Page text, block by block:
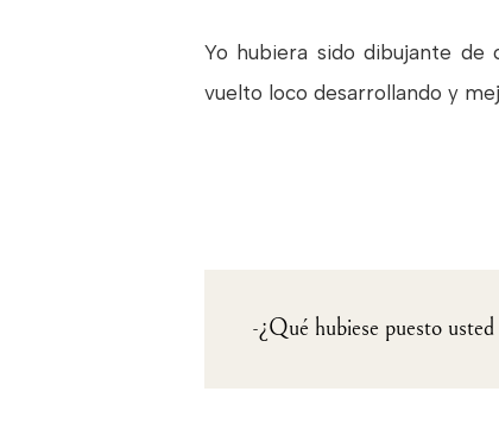
Yo hubiera sido dibujante de
vuelto loco desarrollando y
-¿Qué hubiese puesto